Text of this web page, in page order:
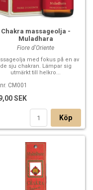
Chakra massageolja -
Muladhara
Fiore d'Oriente
med fokus på en av
de sju chakran. Lämpar sig
utmärkt till helkro...
CM001
SEK
Köp